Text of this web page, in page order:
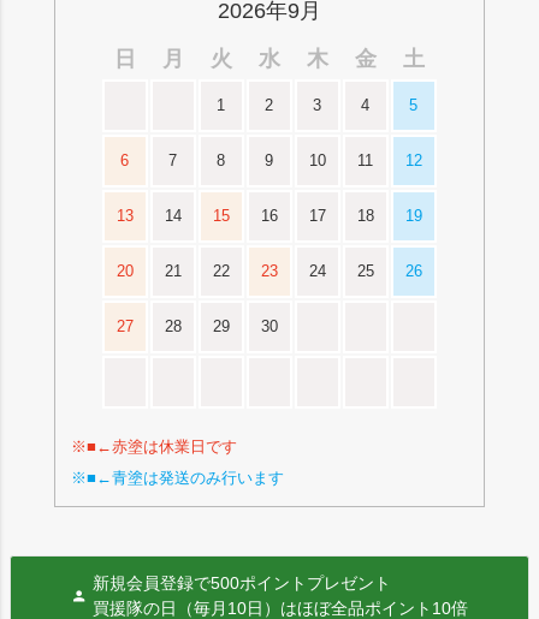
2026年9月
日
月 火 水 木 金 土
1 2 3 4 5
6 7 8 9 10 11 12
13 14 15 16 17 18 19
20 21 22 23 24 25 26
27 28 29 30
※■←赤塗は休業日です
※■←青塗は発送のみ行います
新規会員登録で500ポイントプレゼント
買援隊の日（毎月10日）はほぼ全品ポイント10倍